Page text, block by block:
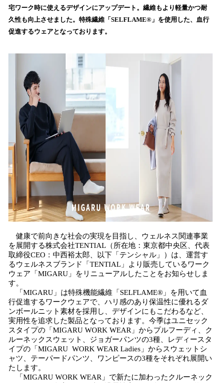
を
読
込
す
宅ワーク時に使えるデザインにアップデート。繊維もより軽量かつ耐
久性も向上させました。特殊繊維「SELFLAME®︎」を使用した、血行
促進するウェアとなっております。
健康で前向きな社会の実現を目指し、ウェルネス関連事業
を展開する株式会社TENTIAL（所在地：東京都中央区、代表
取締役CEO：中西裕太郎、以下「テンシャル」）は、運営す
るウェルネスブランド「TENTIAL」より販売しているワーク
ウェア「MIGARU」をリニューアルしたことをお知らせしま
す。
「MIGARU」は特殊機能繊維「SELFLAME®︎」を用いて血
行促進するワークウェアで、ハリ感のあり保温性に優れるダ
ンボールニット素材を採用し、デザインにもこだわるなど、
実用性を追求した製品となっております。今季はユニセック
スタイプの「MIGARU WORK WEAR」からプルフーディ、ク
ルーネックスウェット、ジョガーパンツの3種、レディースタ
イプの「MIGARU WORK WEAR Ladies」からスウェットシ
ャツ、テーパードパンツ、ワンピースの3種をそれぞれ展開い
たします。
「MIGARU WORK WEAR」で新たに加わったクルーネック